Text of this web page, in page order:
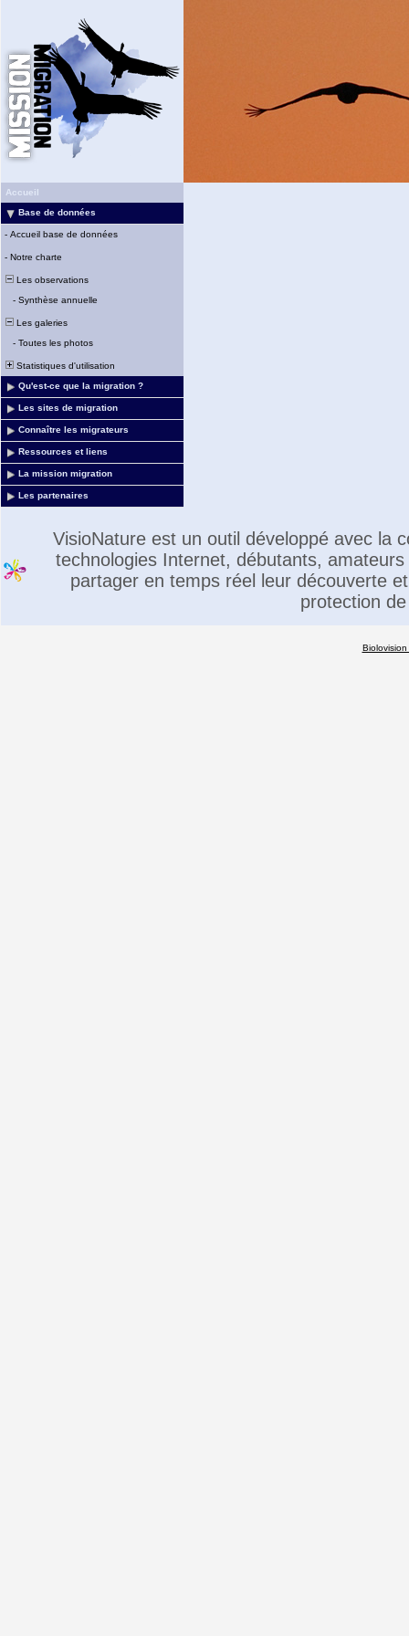
Accueil
Base de données
- Accueil base de données
- Notre charte
Les observations
- Synthèse annuelle
Les galeries
- Toutes les photos
Statistiques d'utilisation
Qu'est-ce que la migration ?
Les sites de migration
Connaître les migrateurs
Ressources et liens
La mission migration
Les partenaires
VisioNature est un outil développé avec la
technologies Internet, débutants,
partager en temps réel leur découverte
protection
Biolovision